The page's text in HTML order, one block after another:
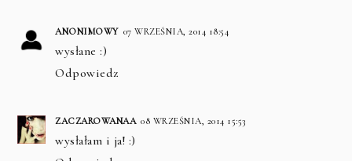
ANONIMOWY 07 WRZEŚNIA, 2014 18:54
wysłane :)
Odpowiedz
ZACZAROWANAA 08 WRZEŚNIA, 2014 15:53
wysłałam i ja! :)